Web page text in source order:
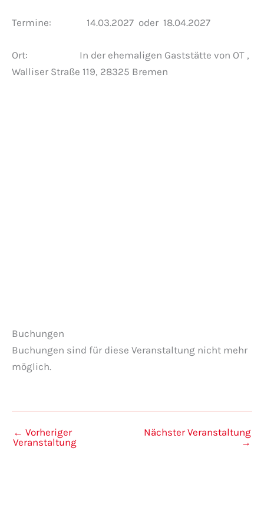
Termine: 14.03.2027 oder 18.04.2027
Ort: In der ehemaligen Gaststätte von OT ,
Walliser Straße 119, 28325 Bremen
Buchungen
Buchungen sind für diese Veranstaltung nicht mehr
möglich.
← Vorheriger
Veranstaltung
Nächster Veranstaltung
→